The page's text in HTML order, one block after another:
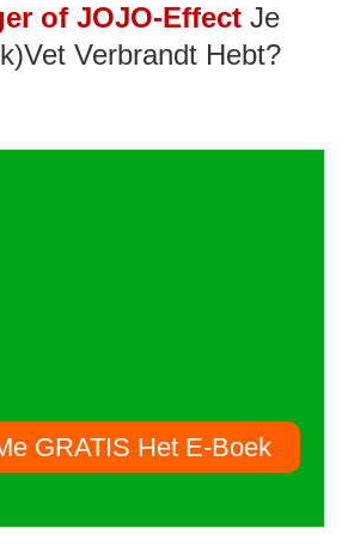
of JOJO-Effect Je
Verbrandt Hebt?
GRATIS Het E-Boek